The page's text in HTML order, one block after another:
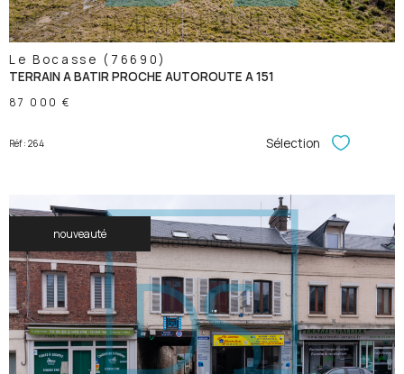
Le Bocasse (76690)
TERRAIN A BATIR PROCHE AUTOROUTE A 151
87 000 €
Réf : 264 Sélection Sélectionner
nouveauté
voir le
bien